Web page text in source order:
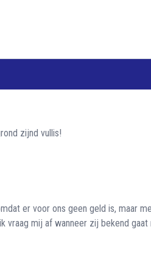
zijnd vullis!
er voor ons geen geld is, maar
vraag mij af wanneer zij bekend gaat